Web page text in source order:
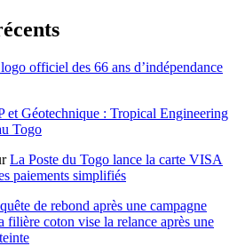
officiel des 66 ans d’indépendance
et Géotechnique : Tropical Engineering
Togo
La Poste du Togo lance la carte VISA
paiements simplifiés
de rebond après une campagne
filière coton vise la relance après une